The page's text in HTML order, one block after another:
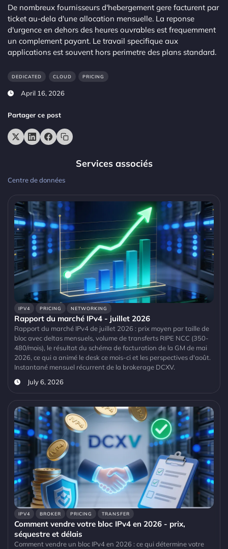
De nombreux fournisseurs d'hebergement gere facturent par
ticket au-dela d'une allocation mensuelle. La reponse
d'urgence en dehors des heures ouvrables est frequemment
un complement payant. Le travail specifique aux
applications est souvent hors perimetre des plans standard.
DEDICATED CLOUD PRICING
April 16, 2026
Partager ce post
Services associés
Centre de données
IPV4 PRICING NETWORKING
Rapport du marché IPv4 - juillet 2026
Rapport du marché IPv4 de juillet 2026 : prix moyen par taille de
bloc avec deltas mensuels, volume de transferts RIPE NCC (350-
480/mois), le résultat du schéma de facturation de la GM de mai
2026, ce qui a animé le desk ce mois-ci et les perspectives d'août.
Instantané mensuel récurrent de la brokerage DCXV.
July 6, 2026
IPV4 BROKER PRICING TRANSFER
Comment vendre votre bloc IPv4 en 2026 - prix,
séquestre et délais
Comment vendre un bloc IPv4 en 2026 : ce qui détermine votre